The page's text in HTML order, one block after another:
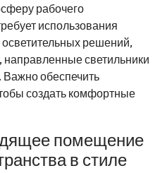
рабочего
использования
решений,
светильники
обеспечить
создать комфортные
помещение
в стиле